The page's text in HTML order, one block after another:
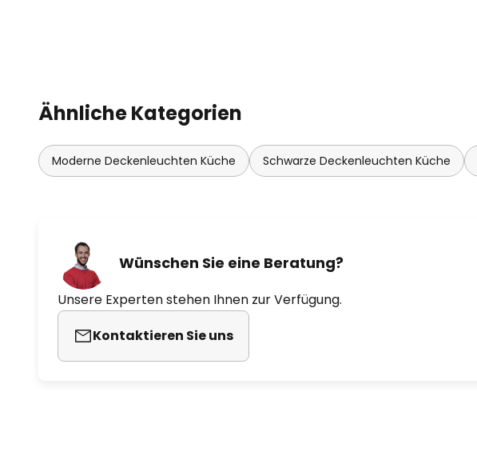
Ähnliche Kategorien
Moderne Deckenleuchten Küche Schwarze Deckenleuchten Küche
Wünschen Sie eine Beratung?
Unsere Experten stehen Ihnen zur Verfügung.
Kontaktieren Sie uns